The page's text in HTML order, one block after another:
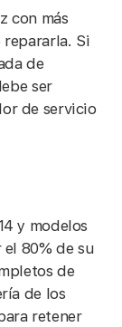
con más
Si
de
ser
de servicio
y modelos
80% de su
de
de los
retener